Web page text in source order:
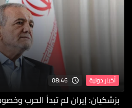
أخبار دولية 08:46
بزشكيان: إيران لم تبدأ الحرب